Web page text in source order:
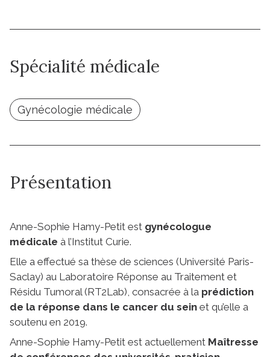
Spécialité médicale
Gynécologie médicale
Présentation
Anne-Sophie Hamy-Petit est gynécologue
médicale à l’Institut Curie.
Elle a effectué sa thèse de sciences (Université Paris-
Saclay) au Laboratoire Réponse au Traitement et
Résidu Tumoral (RT2Lab), consacrée à la prédiction
de la réponse dans le cancer du sein et qu’elle a
soutenu en 2019.
Anne-Sophie Hamy-Petit est actuellement Maîtresse